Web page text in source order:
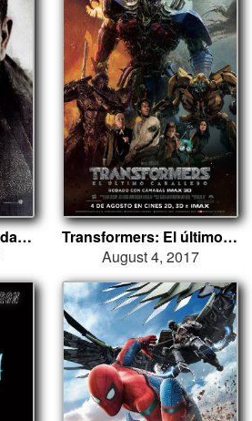
Rey Arturo: La leyenda de Excalibur
Transformers: El último caballero
August 4, 2017